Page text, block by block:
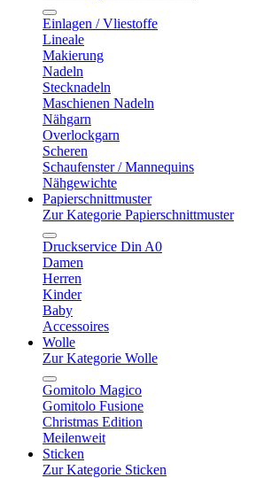
Einlagen / Vliestoffe
Lineale
Makierung
Nadeln
Stecknadeln
Maschienen Nadeln
Nähgarn
Overlockgarn
Scheren
Schaufenster / Mannequins
Nähgewichte
Papierschnittmuster
Zur Kategorie Papierschnittmuster
Druckservice Din A0
Damen
Herren
Kinder
Baby
Accessoires
Wolle
Zur Kategorie Wolle
Gomitolo Magico
Gomitolo Fusione
Christmas Edition
Meilenweit
Sticken
Zur Kategorie Sticken